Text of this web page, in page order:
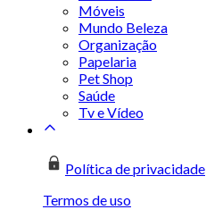
Móveis
Mundo Beleza
Organização
Papelaria
Pet Shop
Saúde
Tv e Vídeo
Política de privacidade
Termos de uso